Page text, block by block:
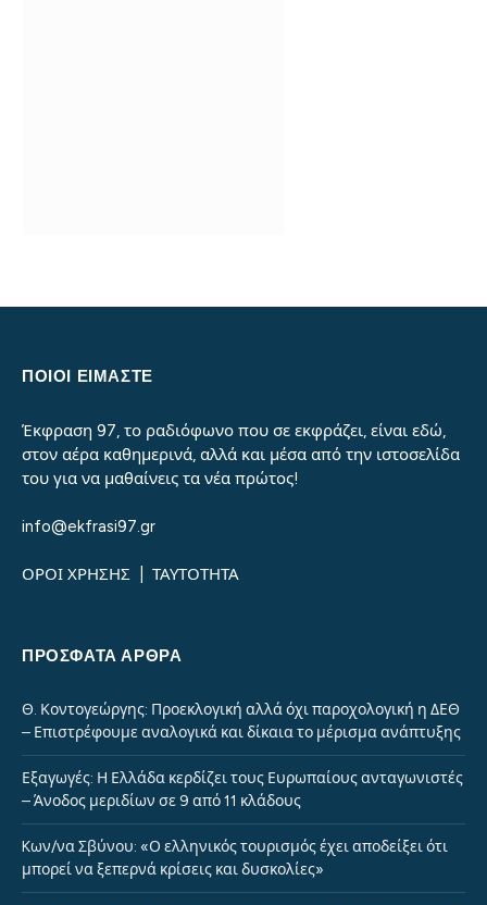
ΠΟΙΟΙ ΕΙΜΑΣΤΕ
Έκφραση 97, το ραδιόφωνο που σε εκφράζει, είναι εδώ,
στον αέρα καθημερινά, αλλά και μέσα από την ιστοσελίδα
του για να μαθαίνεις τα νέα πρώτος!
info@ekfrasi97.gr
ΟΡΟΙ ΧΡΗΣΗΣ ΤΑΥΤΟΤΗΤΑ
ΠΡΌΣΦΑΤΑ ΆΡΘΡΑ
Θ. Κοντογεώργης: Προεκλογική αλλά όχι παροχολογική η ΔΕΘ
– Επιστρέφουμε αναλογικά και δίκαια το μέρισμα ανάπτυξης
Εξαγωγές: Η Ελλάδα κερδίζει τους Ευρωπαίους ανταγωνιστές
– Άνοδος μεριδίων σε 9 από 11 κλάδους
Kων/να Σβύνου: «Ο ελληνικός τουρισμός έχει αποδείξει ότι
μπορεί να ξεπερνά κρίσεις και δυσκολίες»